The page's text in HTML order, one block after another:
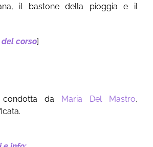
il bastone della pioggia e il
corso]
condotta da Maria Del Mastro,